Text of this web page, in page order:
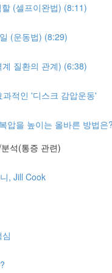
(셀프이완법) (8:11)
(운동법) (8:29)
질환의 관계) (6:38)
적인 '디스크 감압운동'
압을 높이는 올바른 방법
석(통증 관련)
, Jill Cook